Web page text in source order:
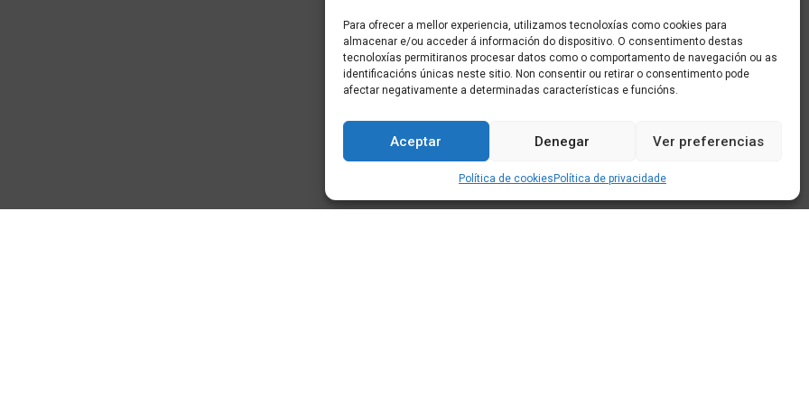
Para ofrecer a mellor experiencia, utilizamos tecnoloxías como cookies para
almacenar e/ou acceder á información do dispositivo. O consentimento destas
tecnoloxías permitiranos procesar datos como o comportamento de navegación ou as
identificacións únicas neste sitio. Non consentir ou retirar o consentimento pode
afectar negativamente a determinadas características e funcións.
Aceptar Denegar Ver preferencias
Política de cookies Política de privacidade